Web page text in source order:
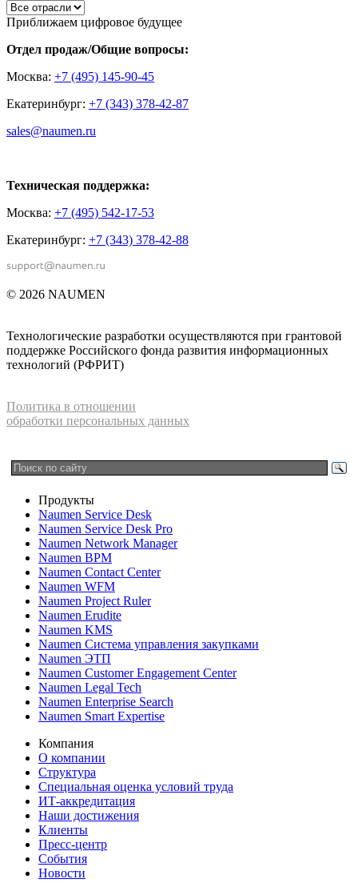
Приближаем цифровое будущее
Отдел продаж/Общие вопросы:
Москва: +7 (495) 145-90-45
Екатеринбург: +7 (343) 378-42-87
sales@naumen.ru
Техническая поддержка:
Москва: +7 (495) 542-17-53
Екатеринбург: +7 (343) 378-42-88
© 2026 NAUMEN
Технологические разработки осуществляются при грантовой
поддержке Российского фонда развития информационных
технологий (РФРИТ)
Политика в отношении
обработки персональных данных
Продукты
Naumen Service Desk
Naumen Service Desk Pro
Naumen Network Manager
Naumen BPM
Naumen Contact Center
Naumen WFM
Naumen Project Ruler
Naumen Erudite
Naumen KMS
Naumen Система управления закупками
Naumen ЭТП
Naumen Customer Engagement Center
Naumen Legal Tech
Naumen Enterprise Search
Naumen Smart Expertise
Компания
О компании
Структура
Специальная оценка условий труда
ИТ-аккредитация
Наши достижения
Клиенты
Пресс-центр
События
Новости